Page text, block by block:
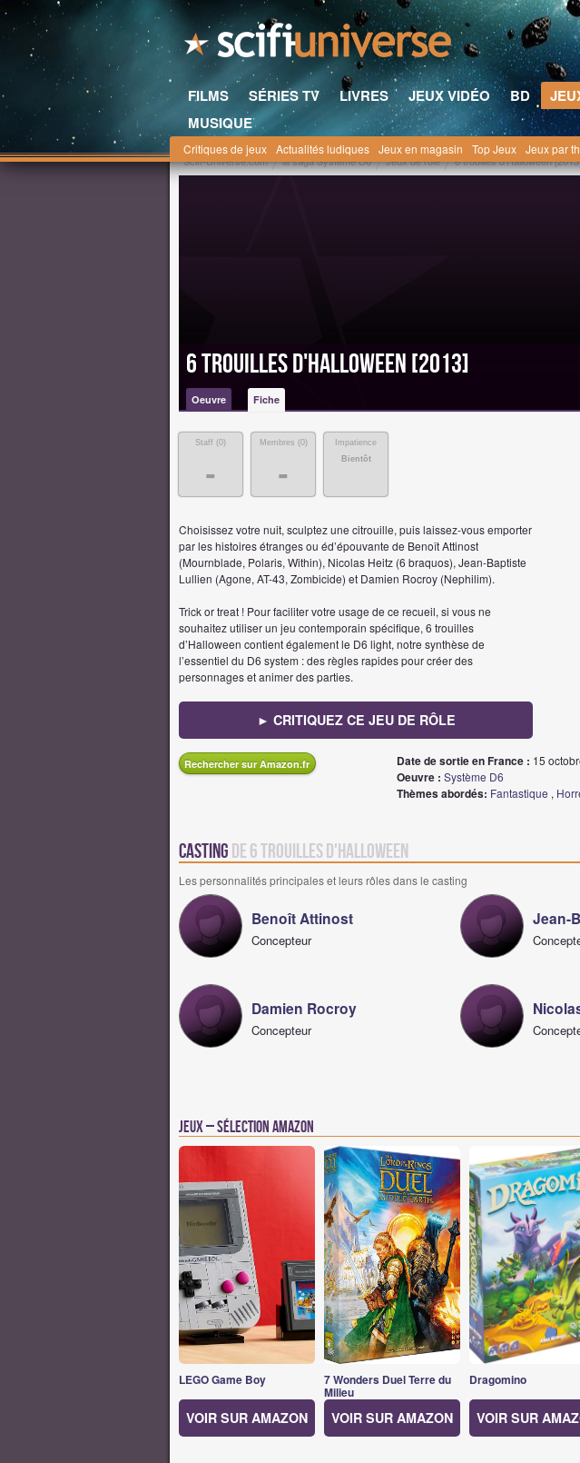
FILMS SÉRIES TV LIVRES JEUX VIDÉO BD
MUSIQUE
Critiques de jeux Actualités ludiques Jeux en magasin Top Jeux Jeux par
Scifi-Universe.com la saga Système D6 Jeux de rôle 6 trouilles d'Halloween
6 trouilles d'Halloween [2013]
Oeuvre Fiche
Staff (0)
-
Membres (0)
-
Impatience
Bientôt
Choisissez votre nuit, sculptez une citrouille, puis laissez-vous emporter
par les histoires étranges ou éd’épouvante de Benoît Attinost
(Mournblade, Polaris, Within), Nicolas Heitz (6 braquos), Jean-Baptiste
Lullien (Agone, AT-43, Zombicide) et Damien Rocroy (Nephilim).
​Trick or treat ! Pour faciliter votre usage de ce recueil, si vous ne
souhaitez utiliser un jeu contemporain spécifique, 6 trouilles
d’Halloween contient également le D6 light, notre synthèse de
l’essentiel du D6 system : des règles rapides pour créer des
personnages et animer des parties.
► CRITIQUEZ CE JEU DE RÔLE
Rechercher sur Amazon.fr Date de sortie en France : 15
Oeuvre : Système D6
Thèmes abordés: Fantastique ,
Casting de 6 trouilles d'Halloween
Les personnalités principales et leurs rôles dans le casting
Benoît Attinost
Concepteur
Jean-
Damien Rocroy
Concepteur
Jeux – Sélection Amazon
LEGO Game Boy
VOIR SUR AMAZON
7 Wonders Duel Terre du
Milieu
VOIR SUR AMAZON
Dragomino
VOIR SUR